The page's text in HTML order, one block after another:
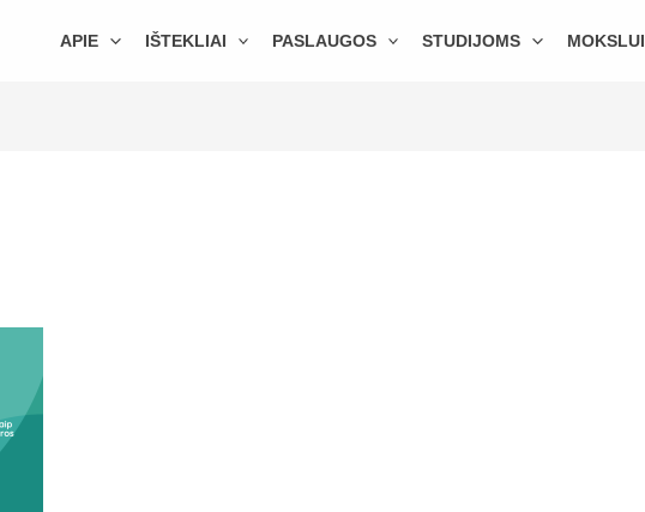
APIE IŠTEKLIAI PASLAUGOS STUDIJOMS MOKSLUI